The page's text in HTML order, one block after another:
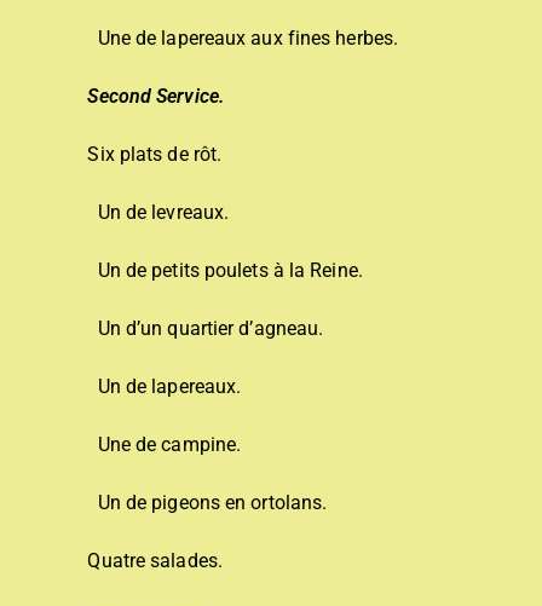
Une de lapereaux aux fines herbes.
Second Service.
Six plats de rôt.
Un de levreaux.
Un de petits poulets à la Reine.
Un d’un quartier d’agneau.
Un de lapereaux.
Une de campine.
Un de pigeons en ortolans.
Quatre salades.